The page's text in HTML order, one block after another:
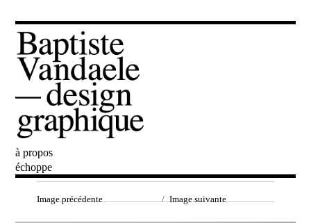
Baptiste Vandaele
à propos
échoppe
Image précédente Image suivante